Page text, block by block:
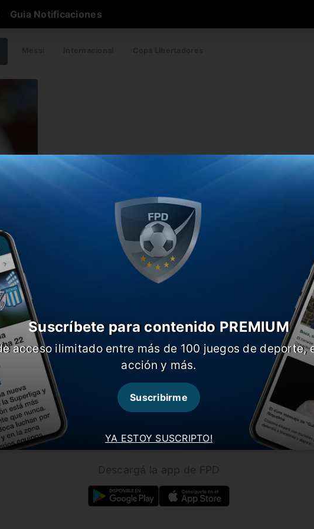
Guia Notificaciones
a
CARGAR MÁS NOTICIAS
YA ESTOY SUSCRIPTO!
Suscríbete para contenido PREMIUM
acceso ilimitado entre más de 100 juegos de deporte,
acción y más.
Suscribirme